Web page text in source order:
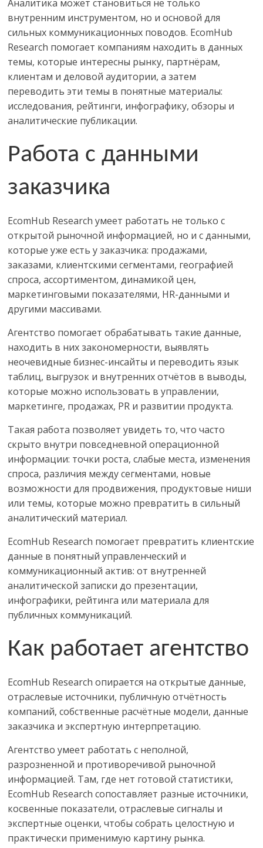
Аналитика может становиться не только
внутренним инструментом, но и основой для
сильных коммуникационных поводов. EcomHub
Research помогает компаниям находить в данных
темы, которые интересны рынку, партнёрам,
клиентам и деловой аудитории, а затем
переводить эти темы в понятные материалы:
исследования, рейтинги, инфографику, обзоры и
аналитические публикации.
Работа с данными
заказчика
EcomHub Research умеет работать не только с
открытой рыночной информацией, но и с данными,
которые уже есть у заказчика: продажами,
заказами, клиентскими сегментами, географией
спроса, ассортиментом, динамикой цен,
маркетинговыми показателями, HR-данными и
другими массивами.
Агентство помогает обрабатывать такие данные,
находить в них закономерности, выявлять
неочевидные бизнес-инсайты и переводить язык
таблиц, выгрузок и внутренних отчётов в выводы,
которые можно использовать в управлении,
маркетинге, продажах, PR и развитии продукта.
Такая работа позволяет увидеть то, что часто
скрыто внутри повседневной операционной
информации: точки роста, слабые места, изменения
спроса, различия между сегментами, новые
возможности для продвижения, продуктовые ниши
или темы, которые можно превратить в сильный
аналитический материал.
EcomHub Research помогает превратить клиентские
данные в понятный управленческий и
коммуникационный актив: от внутренней
аналитической записки до презентации,
инфографики, рейтинга или материала для
публичных коммуникаций.
Как работает агентство
EcomHub Research опирается на открытые данные,
отраслевые источники, публичную отчётность
компаний, собственные расчётные модели, данные
заказчика и экспертную интерпретацию.
Агентство умеет работать с неполной,
разрозненной и противоречивой рыночной
информацией. Там, где нет готовой статистики,
EcomHub Research сопоставляет разные источники,
косвенные показатели, отраслевые сигналы и
экспертные оценки, чтобы собрать целостную и
практически применимую картину рынка.